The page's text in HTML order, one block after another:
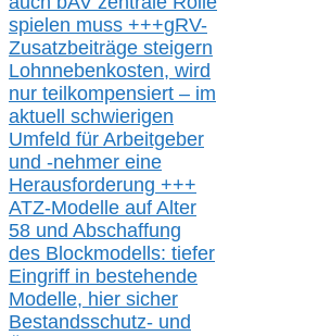
spielen muss +++gRV-
Zusatzbeiträge steigern
Lohnnebenkosten, wird
nur teilkompensiert – im
aktuell schwierigen
Umfeld für Arbeitgeber
und -nehmer eine
Herausforderung +++
ATZ-Modelle auf Alter
58 und Abschaffung
des Blockmodells: tiefer
Eingriff in bestehende
Modelle, hier sicher
Bestandsschutz- und